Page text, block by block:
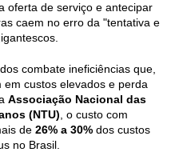
oferta de serviço e antecipar
caem no erro da "tentativa e
combate ineficiências que,
custos elevados e perda
Associação Nacional das
(NTU) , o custo com
de 26% a 30% dos custos
no Brasil.